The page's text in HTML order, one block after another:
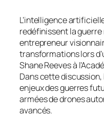
L’intelligence
redéfinissent la guerre
entrepreneur
transformations lors
Shane Reeves à
Dans cette discussion,
enjeux des guerres
armées de drones
avancés.